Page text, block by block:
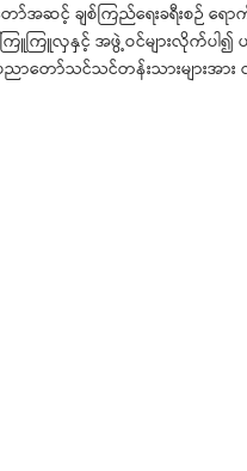
ဆင့် ချစ်ကြည်ရေးခရီးစဉ် ရေ
ါ်ကြူကြူလှနှင့် အဖွဲ့ဝင်များလိုက်
ပညာတော်သင်သင်တန်းသားများ